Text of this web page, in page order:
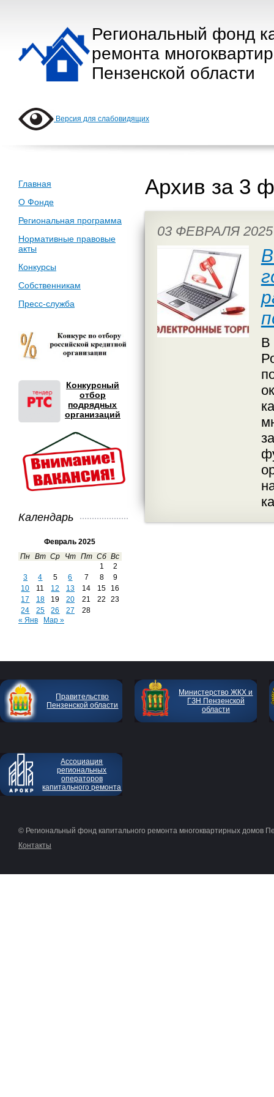
Региональный фонд
ремонта
Пензенской области
Версия для слабовидящих
Главная
О Фонде
Региональная программа
Нормативные правовые
акты
Конкурсы
Собственникам
Пресс-служба
Конкурсный
отбор
подрядных
организаций
Календарь
Февраль 2025
Пн Вт Ср Чт Пт Сб Вс
1
2
3
4 5 6 7 8
9
10
11 12 13 14 15
16
17
18 19 20 21 22
23
24
25 26 27
28
« Янв
Мар »
Архив за 3
03 ФЕВРАЛЯ 2025
В
Правительство
Пензенской области
Министерство ЖКХ и
ГЗН Пензенской
области
Ассоциация
региональных
операторов
капитального ремонта
© Региональный фонд капитального ремонта многоквартирных домов
Контакты